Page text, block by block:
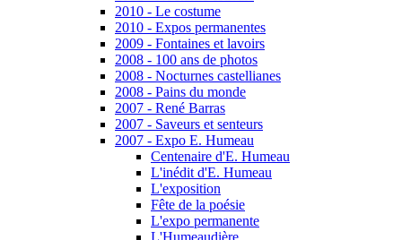
2010 - Le costume
2010 - Expos permanentes
2009 - Fontaines et lavoirs
2008 - 100 ans de photos
2008 - Nocturnes castellianes
2008 - Pains du monde
2007 - René Barras
2007 - Saveurs et senteurs
2007 - Expo E. Humeau
Centenaire d'E. Humeau
L'inédit d'E. Humeau
L'exposition
Fête de la poésie
L'expo permanente
L'Humeaudière